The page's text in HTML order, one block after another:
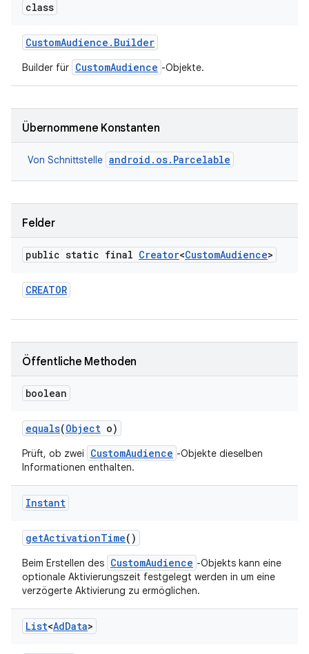
class
CustomAudience . Builder
Builder für CustomAudience -Objekte.
Übernommene Konstanten
Von Schnittstelle android.os.Parcelable
Felder
public static final Creator<CustomAudience>
CREATOR
Öffentliche Methoden
boolean
equals(Object o)
Prüft, ob zwei CustomAudience -Objekte dieselben
Informationen enthalten.
Instant
getActivationTime()
Beim Erstellen des CustomAudience -Objekts kann eine
optionale Aktivierungszeit festgelegt werden in um eine
verzögerte Aktivierung zu ermöglichen.
List<AdData>